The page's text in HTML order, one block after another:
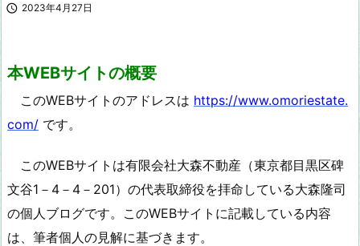
 2023年4月27日
本WEBサイトの概要
このWEBサイトのアドレスは https://www.omoriestate.
com/ です。
このWEBサイトは有限会社大森不動産（東京都目黒区碑
文谷1－4－4－201）の代表取締役を拝命している大森隆司
の個人ブログです。このWEBサイトに記載している内容
は、筆者個人の見解に基づきます。